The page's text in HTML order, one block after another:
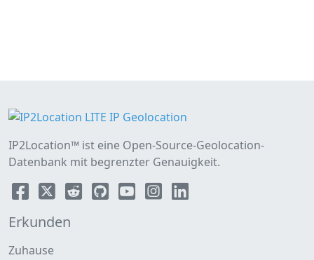
IP2Location™ ist eine Open-Source-Geolocation-
Datenbank mit begrenzter Genauigkeit.
Erkunden
Zuhause